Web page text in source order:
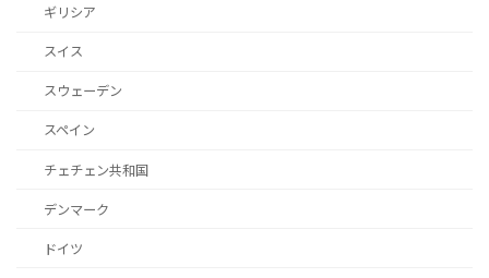
ギリシア
スイス
スウェーデン
スペイン
チェチェン共和国
デンマーク
ドイツ